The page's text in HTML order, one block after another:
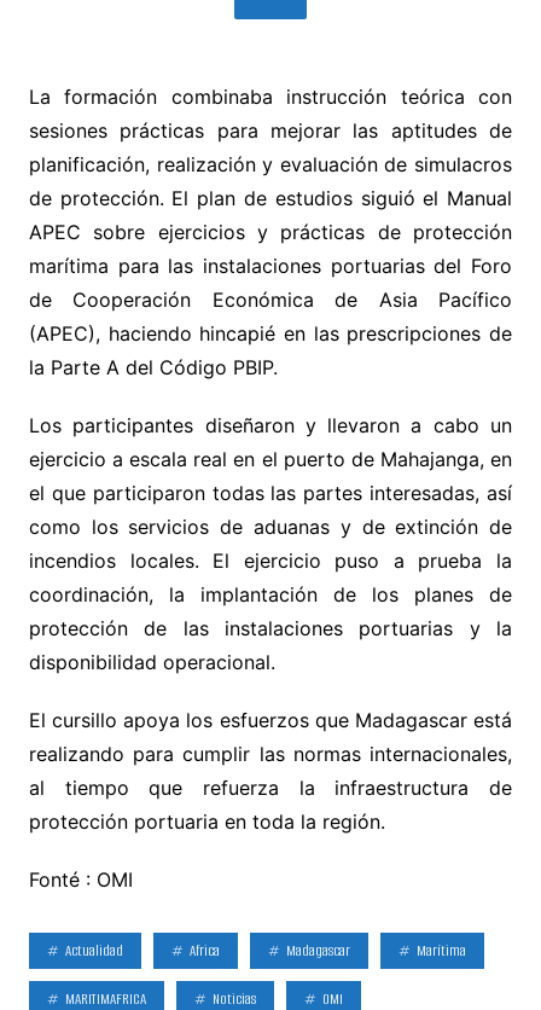
La formación combinaba instrucción teórica con
sesiones prácticas para mejorar las aptitudes de
planificación, realización y evaluación de simulacros
de protección. El plan de estudios siguió el Manual
APEC sobre ejercicios y prácticas de protección
marítima para las instalaciones portuarias del Foro
de Cooperación Económica de Asia Pacífico
(APEC), haciendo hincapié en las prescripciones de
la Parte A del Código PBIP.
Los participantes diseñaron y llevaron a cabo un
ejercicio a escala real en el puerto de Mahajanga, en
el que participaron todas las partes interesadas, así
como los servicios de aduanas y de extinción de
incendios locales. El ejercicio puso a prueba la
coordinación, la implantación de los planes de
protección de las instalaciones portuarias y la
disponibilidad operacional.
El cursillo apoya los esfuerzos que Madagascar está
realizando para cumplir las normas internacionales,
al tiempo que refuerza la infraestructura de
protección portuaria en toda la región.
Fonté : OMI
Actualidad Africa Madagascar Marítima
MARITIMAFRICA Noticias OMI